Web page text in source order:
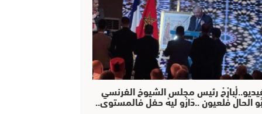
رئيس مجلس الشيوخ الفرنسي
الحالْ فْلعيون ..دَارُو ليهْ حفل فالمستوى..